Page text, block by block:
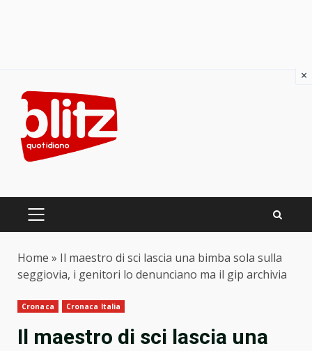
content
PRIMARY
Home » Il maestro di sci lascia una bimba sola sulla
seggiovia, i genitori lo denunciano ma il gip archivia
Cronaca Cronaca Italia
Il maestro di sci lascia una
×